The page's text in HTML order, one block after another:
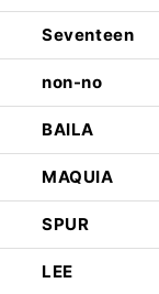
Seventeen
non-no
BAILA
MAQUIA
SPUR
LEE